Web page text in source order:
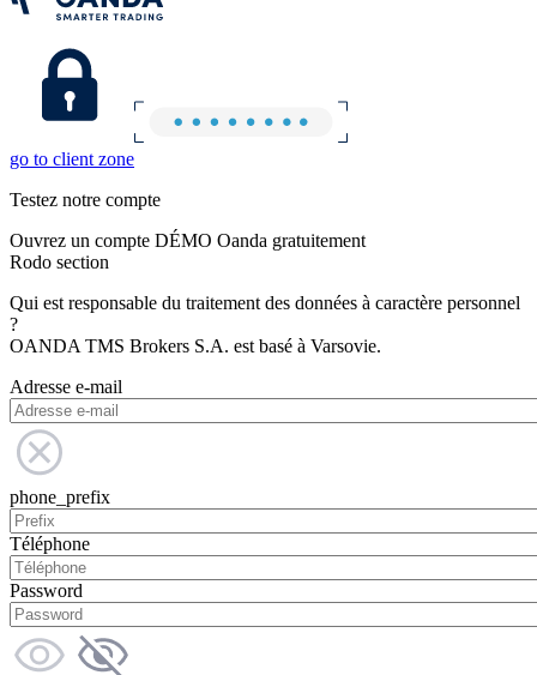
go to client zone
Testez notre compte
Ouvrez un compte DÉMO Oanda gratuitement
Rodo section
Qui est responsable du traitement des données à caractère personnel
?
OANDA TMS Brokers S.A. est basé à Varsovie.
Adresse e-mail
phone_prefix
Téléphone
Password